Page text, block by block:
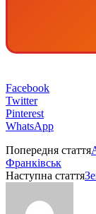
Facebook
Twitter
Pinterest
WhatsApp
Попередня стаття
Франківськ
Наступна стаття